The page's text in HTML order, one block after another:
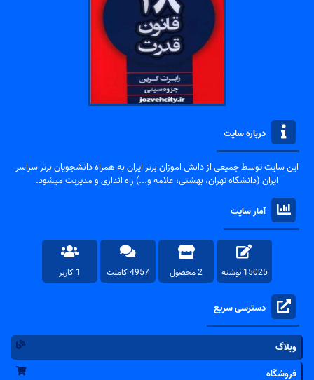
درباره سایت
این سایت توسط جمیعی از دانش اموزان برتر ایران به همراه دانشجویان برتر سراسر
ایران (دانشگاه تهران، بهشتی، علامه و...) راه اندازی و مدیریت میشود.
آمار سایت
15025 نوشته 2 محصول 4957 کامنت 1 کاربر
دسترسی سریع
وبلاگ
فروشگاه